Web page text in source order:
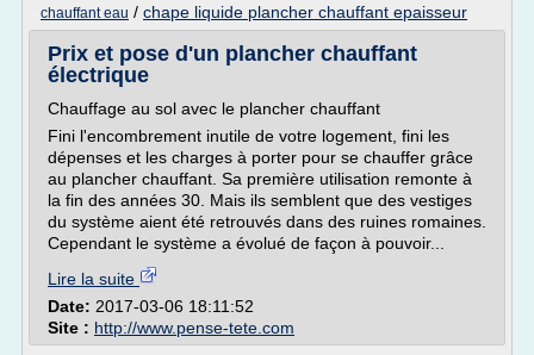
chauffant eau / chape liquide plancher chauffant epaisseur
Prix et pose d'un plancher chauffant
électrique
Chauffage au sol avec le plancher chauffant
Fini l'encombrement inutile de votre logement, fini les
dépenses et les charges à porter pour se chauffer grâce
au plancher chauffant. Sa première utilisation remonte à
la fin des années 30. Mais ils semblent que des vestiges
du système aient été retrouvés dans des ruines romaines.
Cependant le système a évolué de façon à pouvoir...
Lire la suite
Date: 2017-03-06 18:11:52
Site : http://www.pense-tete.com